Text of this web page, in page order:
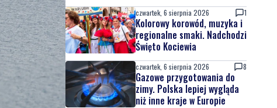
czwartek, 6 sierpnia 2026 1
Kolorowy korowód, muzyka i
regionalne smaki. Nadchodzi
Święto Kociewia
czwartek, 6 sierpnia 2026 8
Gazowe przygotowania do
zimy. Polska lepiej wygląda
niż inne kraje w Europie